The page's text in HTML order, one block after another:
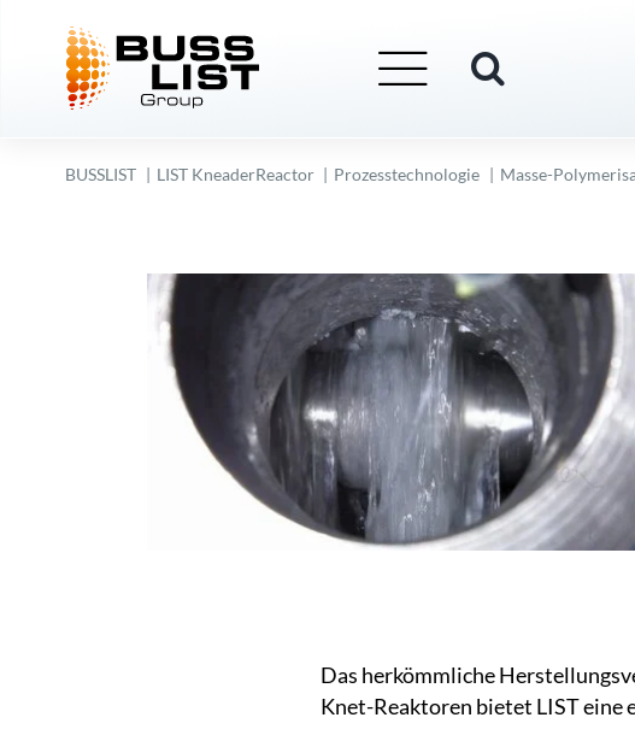
content
BUSSLIST LIST KneaderReactor Prozesstechnologie Masse-
Das herkömmliche
Knet-Reaktoren bietet LIST eine